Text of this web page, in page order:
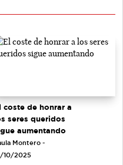
coste de honrar a
seres queridos
aumentando
Montero -
10/2025